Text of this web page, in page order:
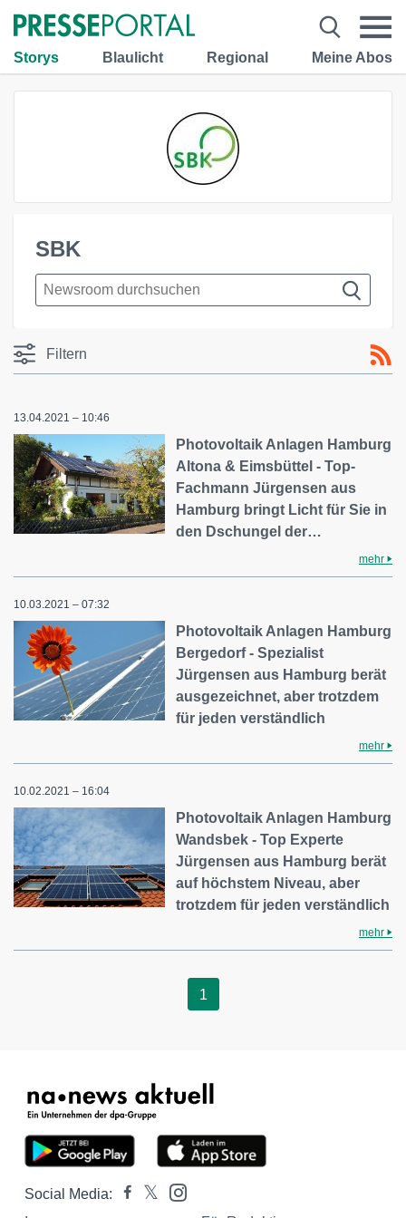
Storys Blaulicht Regional Meine Abos
SBK
Filtern
13.04.2021 – 10:46
Photovoltaik Anlagen Hamburg
Altona & Eimsbüttel - Top-
Fachmann Jürgensen aus
Hamburg bringt Licht für Sie in
den Dschungel der…
mehr
10.03.2021 – 07:32
Photovoltaik Anlagen Hamburg
Bergedorf - Spezialist
Jürgensen aus Hamburg berät
ausgezeichnet, aber trotzdem
für jeden verständlich
mehr
10.02.2021 – 16:04
Photovoltaik Anlagen Hamburg
Wandsbek - Top Experte
Jürgensen aus Hamburg berät
auf höchstem Niveau, aber
trotzdem für jeden verständlich
mehr
1
Social Media: